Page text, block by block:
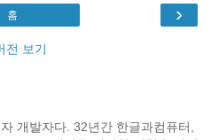
›
홈
전 보기
개발자다. 32년간 한글과컴퓨터,